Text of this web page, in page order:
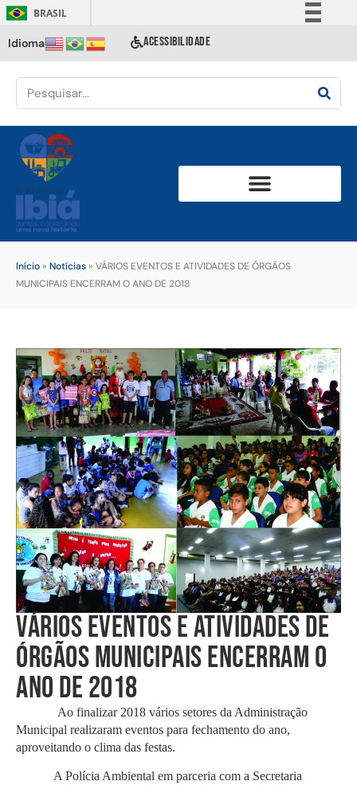
BRASIL
Comunica BR
Acesso à informação
Idioma ACESSIBILIDADE
Início » Notícias » VÁRIOS EVENTOS E ATIVIDADES DE ÓRGÃOS
MUNICIPAIS ENCERRAM O ANO DE 2018
VÁRIOS EVENTOS E ATIVIDADES DE
ÓRGÃOS MUNICIPAIS ENCERRAM O
ANO DE 2018
Ao finalizar 2018 vários setores da Administração
Municipal realizaram eventos para fechamento do ano,
aproveitando o clima das festas.
A Polícia Ambiental em parceria com a Secretaria